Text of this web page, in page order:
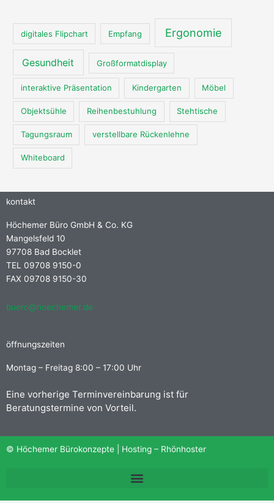
digitales Flipchart Empfang Ergonomie
Gesundheit Großformatdisplay
interaktive Präsentation Kindergarten Möbel
Objektsühle Reihenbestuhlung Stehtische
Tagungsraum verstellbare Rückenlehne
Whiteboard
kontakt
Höchemer Büro GmbH & Co. KG
Mangelsfeld 10
97708 Bad Bocklet
TEL 09708 9150-0
FAX 09708 9150-30
buero@hoechemer.de
öffnungszeiten
Montag – Freitag 8:00 – 17:00 Uhr
Eine vorherige Terminvereinbarung ist für
Beratungstermine von Vorteil.
© Höchemer Bürokonzepte | Hosting – Rhönhoster